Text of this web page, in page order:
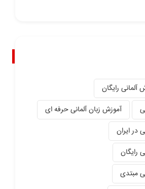
آلمانی رایگان
آموزش زبان آلمانی حرفه ای
در ایران
رایگان
مبتدی